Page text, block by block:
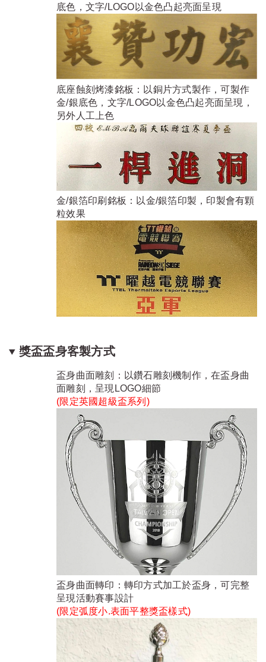
底色，文字/LOGO以金色凸起亮面呈現
底座蝕刻烤漆銘板：以銅片方式製作，可製作
金/銀底色，文字/LOGO以金色凸起亮面呈現，
另外人工上色
金/銀箔印刷銘板：以金/銀箔印製，印製會有顆
粒效果
獎盃盃身客製方式
盃身曲面雕刻：以鑽石雕刻機制作，在盃身曲
面雕刻，呈現LOGO細節
(限定英國超級盃系列 )
盃身曲面轉印：轉印方式加工於盃身，可完整
呈現活動賽事設計
(限定弧度小.表面平整獎盃樣式)